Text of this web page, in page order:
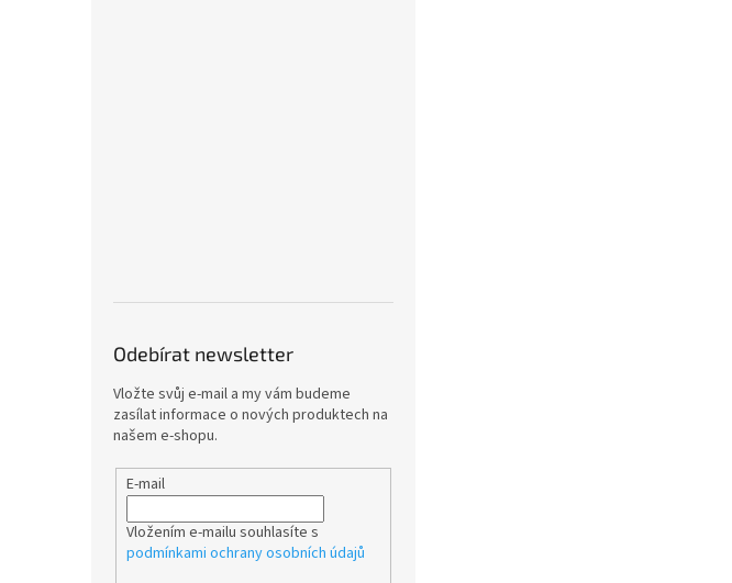
Odebírat newsletter
Vložte svůj e-mail a my vám budeme
zasílat informace o nových produktech na
našem e-shopu.
E-mail
Vložením e-mailu souhlasíte s
podmínkami ochrany osobních údajů